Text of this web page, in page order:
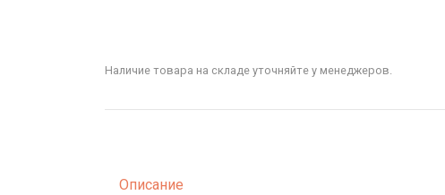
Наличие товара на складе уточняйте у менеджеров.
Описание